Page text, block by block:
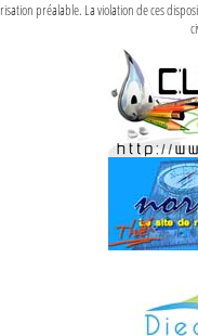
préalable. La violation de ces